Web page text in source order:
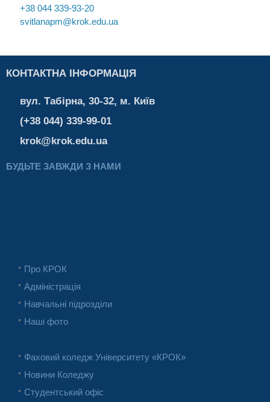
+38 044 339-93-20
svitlanapm@krok.edu.ua
КОНТАКТНА ІНФОРМАЦІЯ
вул. Табірна, 30-32, м. Київ
(+38 044) 339-99-01
krok@krok.edu.ua
БУДЬТЕ ЗАВЖДИ З НАМИ
Про КРОК
Адміністрація
Навчальні підрозділи
Наші фото
Фаховий коледж Університету «КРОК»
Новини Коледжу
Студентський офіс